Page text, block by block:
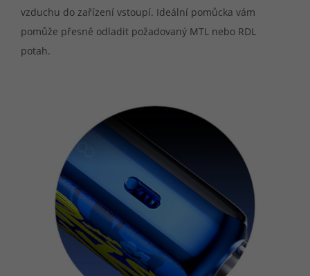
vzduchu do zařízení vstoupí. Ideální pomůcka vám
pomůže přesně odladit požadovaný MTL nebo RDL
potah.